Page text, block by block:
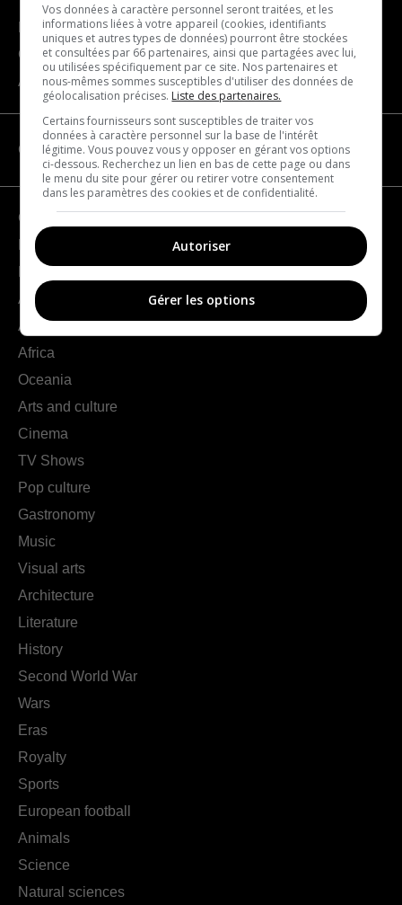
Become a partner
Contact us
About us
CATEGORIES
Geography
France
Americas
Asia
Africa
Oceania
Arts and culture
Cinema
TV Shows
Pop culture
Gastronomy
Music
Visual arts
Architecture
Literature
History
Second World War
Wars
Eras
Royalty
Sports
European football
Animals
Science
Natural sciences
Vos données à caractère personnel seront traitées, et les
informations liées à votre appareil (cookies, identifiants
uniques et autres types de données) pourront être stockées
et consultées par 66 partenaires, ainsi que partagées avec lui,
ou utilisées spécifiquement par ce site. Nos partenaires et
nous-mêmes sommes susceptibles d'utiliser des données de
géolocalisation précises. Liste des partenaires.
Certains fournisseurs sont susceptibles de traiter vos
données à caractère personnel sur la base de l'intérêt
légitime. Vous pouvez vous y opposer en gérant vos options
ci-dessous. Recherchez un lien en bas de cette page ou dans
le menu du site pour gérer ou retirer votre consentement
dans les paramètres des cookies et de confidentialité.
Autoriser
Gérer les options